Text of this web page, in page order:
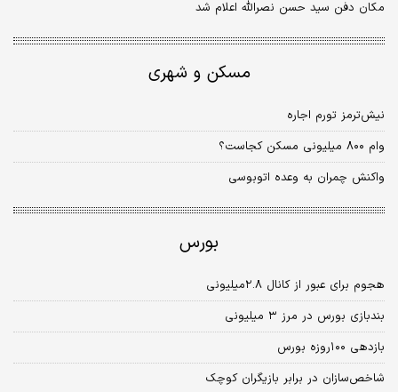
مکان دفن سید حسن نصرالله اعلام شد
مسکن و شهری
نیش‌ترمز تورم اجاره
وام ۸۰۰ میلیونی مسکن کجاست؟
واکنش چمران به وعده اتوبوسی
بورس
هجوم برای عبور از کانال ۲.۸میلیونی
بندبازی بورس در مرز ۳ میلیونی
بازدهی ۱۰۰روزه بورس
شاخص‏‏‏‏‏‏‌سازان در ‌برابر بازیگران کوچک